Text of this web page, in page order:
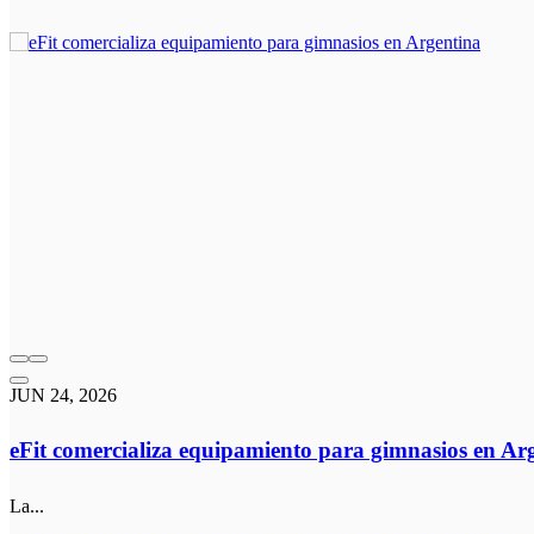
JUN 24, 2026
eFit comercializa equipamiento para gimnasios en
La...